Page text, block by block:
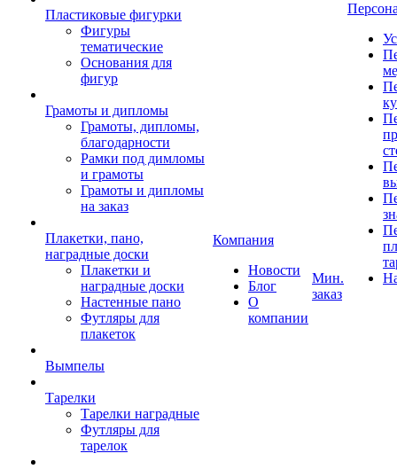
Пластиковые фигурки
Фигуры
тематические
Основания для
фигур
Грамоты и дипломы
Грамоты, дипломы,
благодарности
Рамки под димломы
и грамоты
Грамоты и дипломы
на заказ
Плакетки, пано,
наградные доски
Плакетки и
наградные доски
Настенные пано
Футляры для
плакеток
Вымпелы
Тарелки
Тарелки наградные
Футляры для
тарелок
Компания
Новости
Блог
О
компании
Мин.
заказ